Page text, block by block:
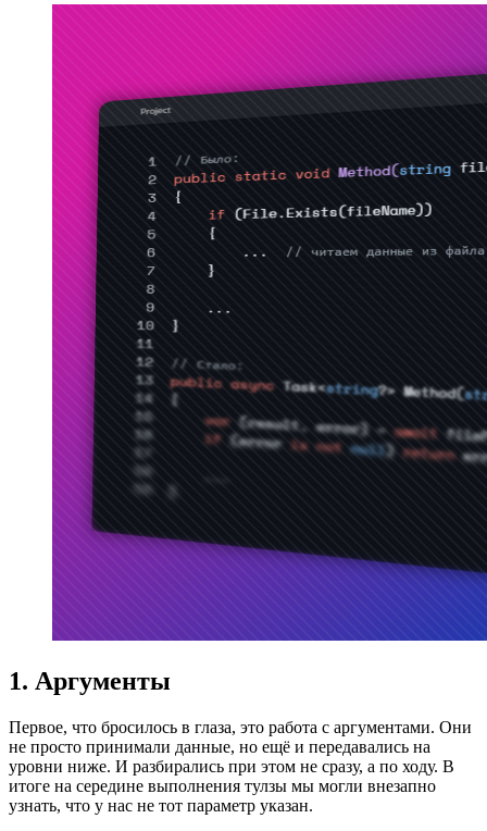
1. Аргументы
Первое, что бросилось в глаза, это работа с аргументами. Они
не просто принимали данные, но ещё и передавались на
уровни ниже. И разбирались при этом не сразу, а по ходу. В
итоге на середине выполнения тулзы мы могли внезапно
узнать, что у нас не тот параметр указан.